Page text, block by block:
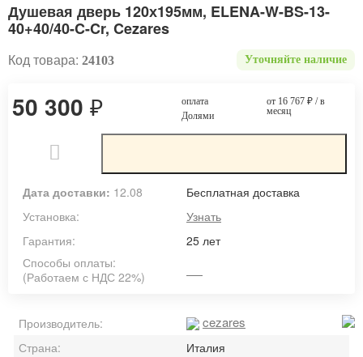
Душевая дверь 120х195мм, ELENA-W-BS-13-
40+40/40-C-Cr, Cezares
Код товара: 24103 Уточняйте наличие
50 300 ₽
оплата
Долями
от 16 767 ₽/ в
месяц
Дата доставки: 12.08
Бесплатная доставка
Установка:
Узнать
Гарантия:
25 лет
Способы оплаты:
(Работаем с НДС 22%)
Производитель: cezares
Страна:
Италия